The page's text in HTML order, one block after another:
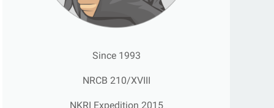
Since 1993
NRCB 210/XVIII
NKRI Expedition 2015